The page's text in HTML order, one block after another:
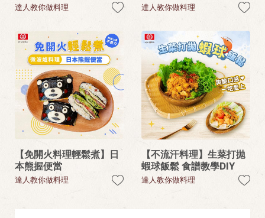
達人教你做料理 達人教你做料理
【免開火料理輕鬆煮】日
本熊握便當
達人教你做料理
【不流汗料理】生菜打拋
蝦球飯鬆 食譜教學DIY
達人教你做料理